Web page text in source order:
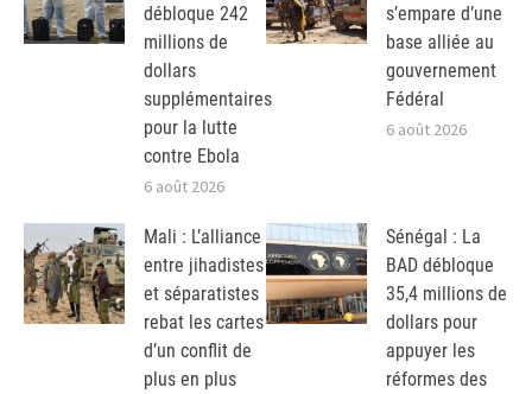
débloque 242
millions de
dollars
supplémentaires
pour la lutte
contre Ebola
6 août 2026
s’empare d’une
base alliée au
gouvernement
Fédéral
6 août 2026
Mali : L’alliance
entre jihadistes
et séparatistes
rebat les cartes
d’un conflit de
plus en plus
Sénégal : La
BAD débloque
35,4 millions de
dollars pour
appuyer les
réformes des